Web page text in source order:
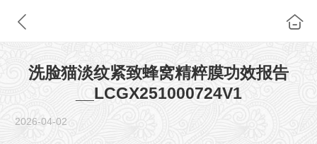
洗脸猫淡纹紧致蜂窝精粹膜功效报告
__LCGX251000724V1
2026-04-02